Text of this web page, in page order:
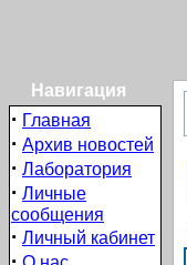
Навигация
· Главная
· Архив новостей
· Лаборатория
· Личные
сообщения
· Личный кабинет